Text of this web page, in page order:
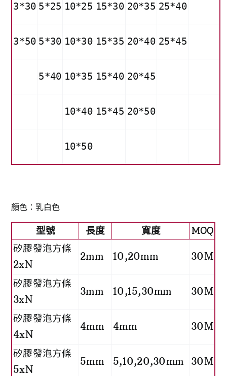
3*30 5*25 10*25 15*30 20*35 25*40
3*50 5*30 10*30 15*35 20*40 25*45
5*40 10*35 15*40 20*45
10*40 15*45 20*50
10*50
顏色：乳白色
型號 長度 寬度
MOQ
矽膠發泡方條
2xN
2mm 10,20mm 30M
矽膠發泡方條
3xN
3mm 10,15,30mm 30M
矽膠發泡方條
4xN
4mm 4mm 30M
矽膠發泡方條
5xN
5mm 5,10,20,30mm 30M